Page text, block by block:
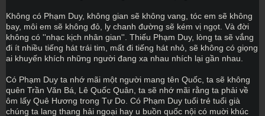
Không có Phạm Duy, không gian sẽ không vang, tóc em sẽ không
bay, môi em sẽ không đỏ, ly chanh đường sẽ kém vị ngọt. Và đời
không có ''nhạc kịch nhân gian''. Thiếu Phạm Duy, lòng ta sẽ vắng
đi ít nhiều tiếng hát trái tim, mất đi tiếng hát nhỏ, sẽ không có giọng
ai khuyến khích những người đang xa nhau nhích lại gần nhau.
Có Phạm Duy ta nhớ mãi một người mang tên Quốc, ta sẽ không
quên Trần Văn Bá, Lê Quốc Quân, ta sẽ nhớ mãi rằng ta phải về
ôm lấy Quê Hương trong Tự Do. Có Phạm Duy tuổi trẻ tuổi già